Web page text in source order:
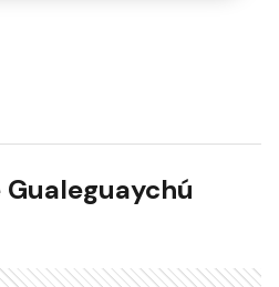
Gualeguaychú